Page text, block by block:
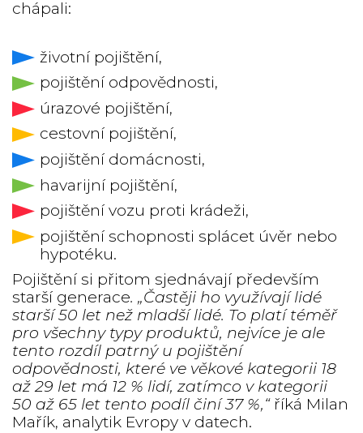
chápali:
životní pojištění,
pojištění odpovědnosti,
úrazové pojištění,
cestovní pojištění,
pojištění domácnosti,
havarijní pojištění,
pojištění vozu proti krádeži,
pojištění schopnosti splácet úvěr nebo
hypotéku.
Pojištění si přitom sjednávají především
starší generace. „Častěji ho využívají lidé
starší 50 let než mladší lidé. To platí téměř
pro všechny typy produktů, nejvíce je ale
tento rozdíl patrný u pojištění
odpovědnosti, které ve věkové kategorii 18
až 29 let má 12 % lidí, zatímco v kategorii
50 až 65 let tento podíl činí 37 %,“říká Milan
Mařík, analytik Evropy v datech.